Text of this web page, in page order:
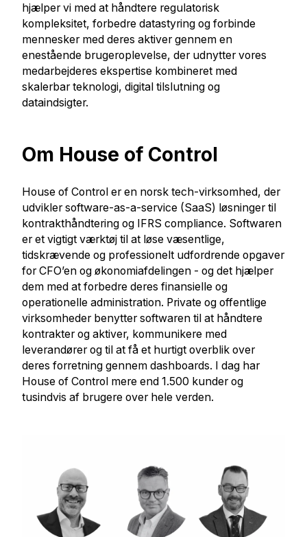
hjælper vi med at håndtere regulatorisk
kompleksitet, forbedre datastyring og forbinde
mennesker med deres aktiver gennem en
enestående brugeroplevelse, der udnytter vores
medarbejderes ekspertise kombineret med
skalerbar teknologi, digital tilslutning og
dataindsigter.
Om House of Control
House of Control er en norsk tech-virksomhed, der
udvikler software-as-a-service (SaaS) løsninger til
kontrakthåndtering og IFRS compliance. Softwaren
er et vigtigt værktøj til at løse væsentlige,
tidskrævende og professionelt udfordrende opgaver
for CFO’en og økonomiafdelingen - og det hjælper
dem med at forbedre deres finansielle og
operationelle administration. Private og offentlige
virksomheder benytter softwaren til at håndtere
kontrakter og aktiver, kommunikere med
leverandører og til at få et hurtigt overblik over
deres forretning gennem dashboards. I dag har
House of Control mere end 1.500 kunder og
tusindvis af brugere over hele verden.